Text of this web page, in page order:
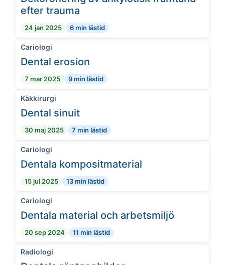
efter trauma
24 jan 2025 6 min lästid
Cariologi
Dental erosion
7 mar 2025 9 min lästid
Käkkirurgi
Dental sinuit
30 maj 2025 7 min lästid
Cariologi
Dentala kompositmaterial
15 jul 2025 13 min lästid
Cariologi
Dentala material och arbetsmiljö
20 sep 2024 11 min lästid
Radiologi